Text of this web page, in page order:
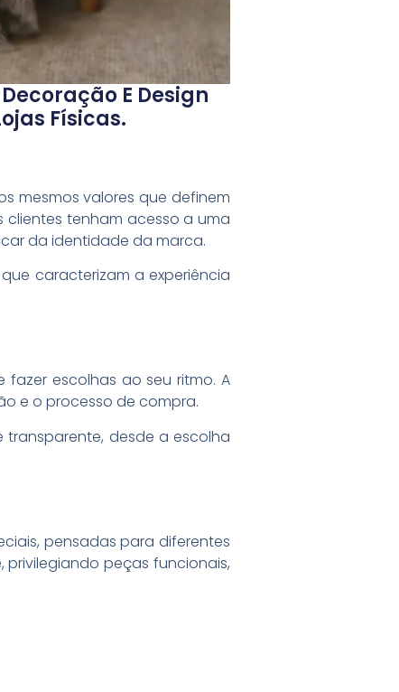
E Design
Físicas.
mesmos valores que definem
tenham acesso a uma
da identidade da marca.
caracterizam a experiência
escolhas ao seu ritmo. A
e o processo de compra.
transparente, desde a escolha
pensadas para diferentes
peças funcionais,